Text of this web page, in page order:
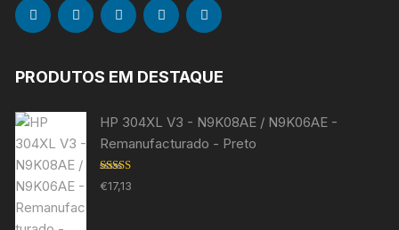
PRODUTOS EM DESTAQUE
HP 304XL V3 - N9K08AE / N9K06AE -
Remanufacturado - Preto
Avaliação
5.00 de 5
€17,13